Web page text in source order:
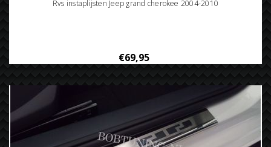
Rvs instaplijsten Jeep grand cherokee 2004-2010
€69,95